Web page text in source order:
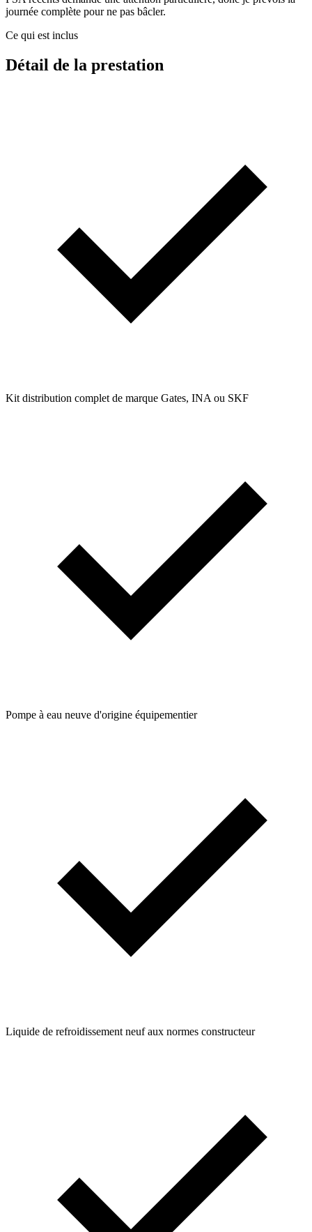
journée complète pour ne pas bâcler.
Ce qui est inclus
Détail de la prestation
Kit distribution complet de marque Gates, INA ou SKF
Pompe à eau neuve d'origine équipementier
Liquide de refroidissement neuf aux normes constructeur